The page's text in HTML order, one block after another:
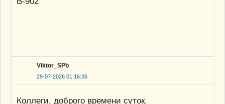
Viktor_SPb
29-07-2026 01:16:36
Коллеги, доброго времени суток.